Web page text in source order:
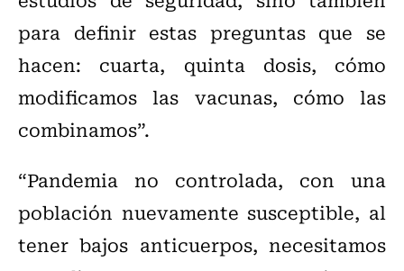
para definir estas preguntas que se
hacen: cuarta, quinta dosis, cómo
modificamos las vacunas, cómo las
combinamos”.
“Pandemia no controlada, con una
población nuevamente susceptible, al
tener bajos anticuerpos, necesitamos